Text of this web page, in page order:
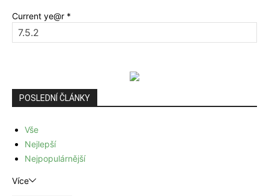
Current ye@r *
POSLEDNÍ ČLÁNKY
Vše
Nejlepší
Nejpopulárnější
Více